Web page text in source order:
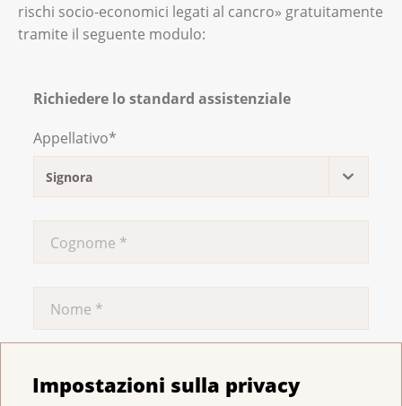
Impostazioni sulla privacy
rischi socio-economici legati al cancro» gratuitamente
tramite il seguente modulo:
Richiedere lo standard assistenziale
Appellativo*